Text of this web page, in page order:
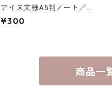
アイヌ文様A5判ノート／ポ
ンノ シニアン ロ（白）by N
ishida Kayoko
¥300
商品一